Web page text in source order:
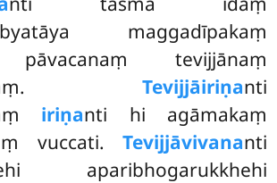
maggadīpakaṃ
pāvacanaṃ tevijjānaṃ
Tevijjāiriṇanti
iriṇanti hi agāmakaṃ
vuccati. Tevijjāvivananti
aparibhogarukkhehi